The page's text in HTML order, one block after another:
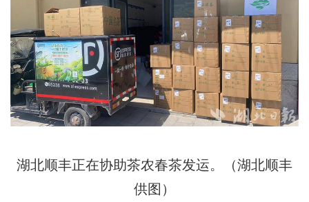
湖北顺丰正在协助茶农春茶发运。（湖北顺丰
供图）